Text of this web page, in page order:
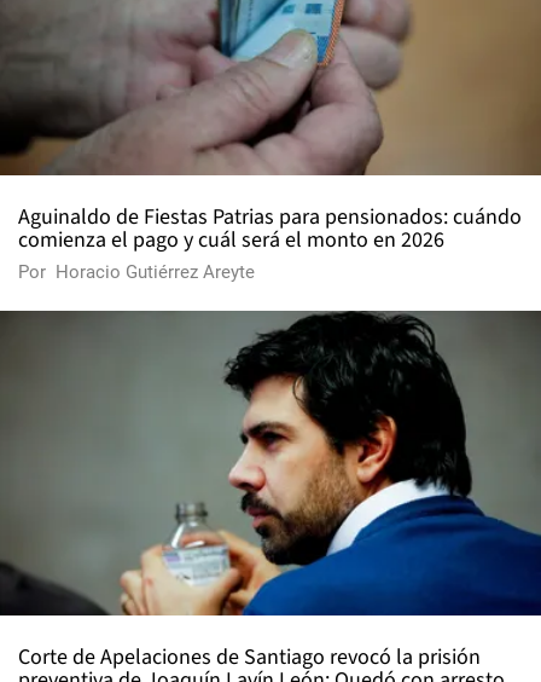
Aguinaldo de Fiestas Patrias para pensionados: cuándo
comienza el pago y cuál será el monto en 2026
Por Horacio Gutiérrez Areyte
Corte de Apelaciones de Santiago revocó la prisión